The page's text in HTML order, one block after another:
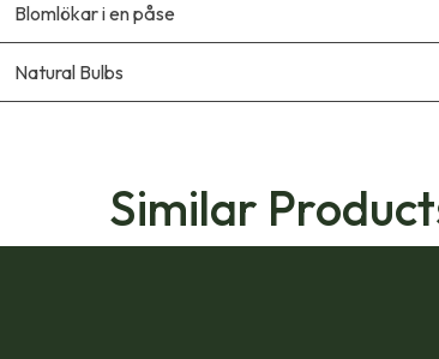
Blomlökar i en påse
Natural Bulbs
Similar